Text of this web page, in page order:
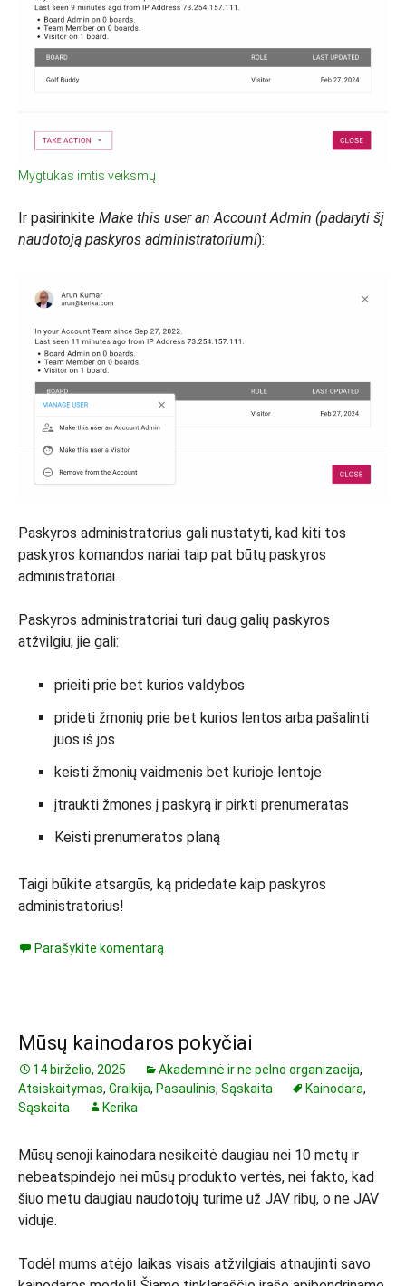
Mygtukas imtis veiksmų
Ir pasirinkite Make this user an Account Admin (padaryti šį
naudotoją paskyros administratoriumi):
Paskyros administratorius gali nustatyti, kad kiti tos
paskyros komandos nariai taip pat būtų paskyros
administratoriai.
Paskyros administratoriai turi daug galių paskyros
atžvilgiu; jie gali:
prieiti prie bet kurios valdybos
pridėti žmonių prie bet kurios lentos arba pašalinti
juos iš jos
keisti žmonių vaidmenis bet kurioje lentoje
įtraukti žmones į paskyrą ir pirkti prenumeratas
Keisti prenumeratos planą
Taigi būkite atsargūs, ką pridedate kaip paskyros
administratorius!
Parašykite komentarą
Mūsų kainodaros pokyčiai
14 birželio, 2025 Akademinė ir ne pelno organizacija,
Atsiskaitymas, Graikija, Pasaulinis, Sąskaita Kainodara,
Sąskaita
Kerika
Mūsų senoji kainodara nesikeitė daugiau nei 10 metų ir
nebeatspindėjo nei mūsų produkto vertės, nei fakto, kad
šiuo metu daugiau naudotojų turime už JAV ribų, o ne JAV
viduje.
Todėl mums atėjo laikas visais atžvilgiais atnaujinti savo